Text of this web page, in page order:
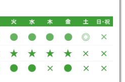
きるように致します。
認頂き、自分の順番の５-10番
さい（自分の番号の５番前にな
メールアドレスにお知らせメー
す）。
院頂いていない場合は、基本的
頂き、番号の再取得となりま
時間が発生する可能性がありま